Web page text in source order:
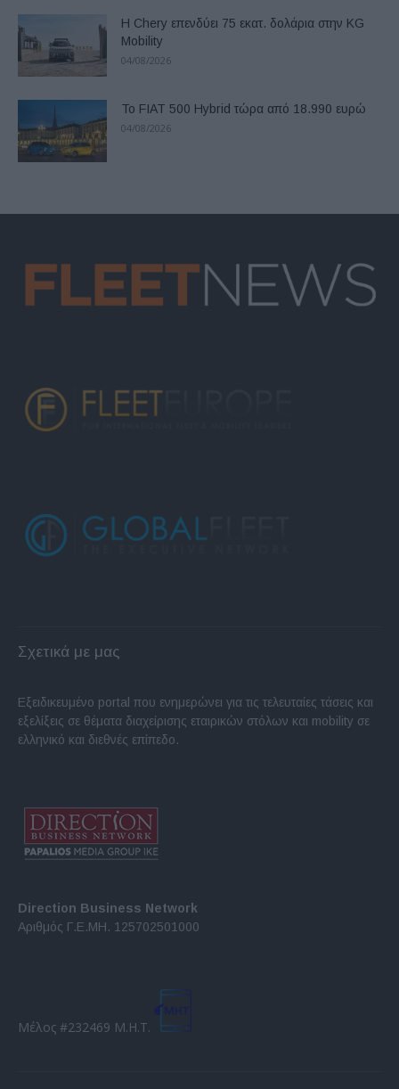
Η Chery επενδύει 75 εκατ. δολάρια στην KG
Mobility
04/08/2026
Το FIAT 500 Hybrid τώρα από 18.990 ευρώ
04/08/2026
Σχετικά με μας
Εξειδικευμένο portal που ενημερώνει για τις τελευταίες τάσεις και
εξελίξεις σε θέματα διαχείρισης εταιρικών στόλων και mobility σε
ελληνικό και διεθνές επίπεδο.
Direction Business Network
Αριθμός Γ.Ε.ΜΗ. 125702501000
Μέλος #232469 Μ.Η.Τ.